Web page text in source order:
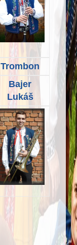
Trombon
Bajer
Lukáš